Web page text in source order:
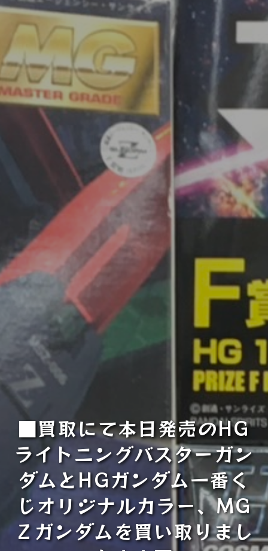
■買取にて本日発売のHG
ライトニングバスターガン
ダムとHGガンダム一番く
じオリジナルカラー、MG
Ｚガンダムを買い取りまし